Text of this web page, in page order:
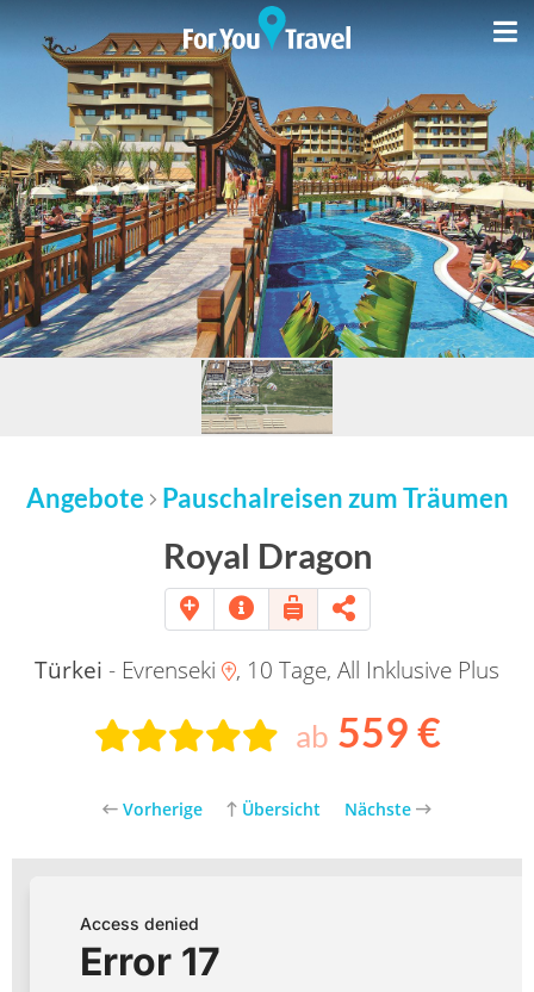
Angebote Pauschalreisen zum Träumen
Royal Dragon
Türkei - Evrenseki , 10 Tage, All Inklusive Plus
ab 559 €
Vorherige Übersicht Nächste